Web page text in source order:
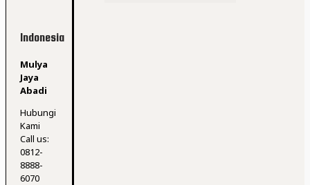
Indonesia
Mulya
Jaya
Abadi
Hubungi
Kami
Call us:
0812-
8888-
6070